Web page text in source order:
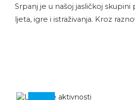
Srpanj je u našoj jasličkoj
ljeta, igre i istraživanja. Kroz